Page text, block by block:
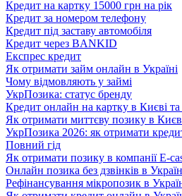
Кредит на картку 15000 грн на рік
Кредит за номером телефону
Кредит під заставу автомобіля
Кредит через BANKID
Експрес кредит
Як отримати займ онлайн в Україні
Чому відмовляють у займі
УкрПозика: статус бренду
Кредит онлайн на картку в Києві та
Як отримати миттєву позику в
УкрПозика 2026: як отримати
Повний гід
Як отримати позику в компанії E-
Онлайн позика без дзвінків в
Рефінансування мікропозик в